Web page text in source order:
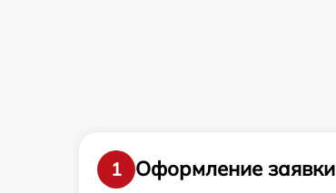
1
Оформление заявки